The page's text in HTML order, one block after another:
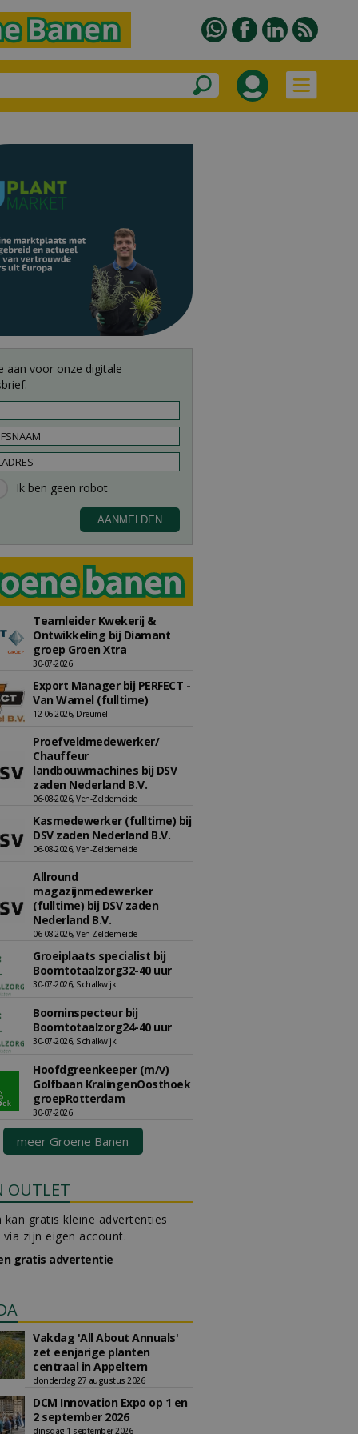
aan voor onze digitale
Teamleider Kwekerij &
Ontwikkeling bij Diamant
groep Groen Xtra
30-07-2026
Export Manager bij PERFECT -
Van Wamel (fulltime)
12-06-2026, Dreumel
Proefveldmedewerker/
Chauffeur
landbouwmachines bij DSV
zaden Nederland B.V.
06-08-2026, Ven-Zelderheide
Kasmedewerker (fulltime) bij
DSV zaden Nederland B.V.
06-08-2026, Ven-Zelderheide
Allround
magazijnmedewerker
(fulltime) bij DSV zaden
Nederland B.V.
06-08-2026, Ven Zelderheide
Groeiplaats specialist bij
Boomtotaalzorg32-40 uur
30-07-2026, Schalkwijk
Boominspecteur bij
Boomtotaalzorg24-40 uur
30-07-2026, Schalkwijk
Hoofdgreenkeeper (m/v)
Golfbaan KralingenOosthoek
groepRotterdam
30-07-2026
meer Groene Banen
OUTLET
kan gratis kleine advertenties
via zijn eigen account.
gratis advertentie
Vakdag 'All About Annuals'
zet eenjarige planten
centraal in Appeltern
donderdag 27 augustus 2026
DCM Innovation Expo op 1 en
2 september 2026
dinsdag 1 september 2026